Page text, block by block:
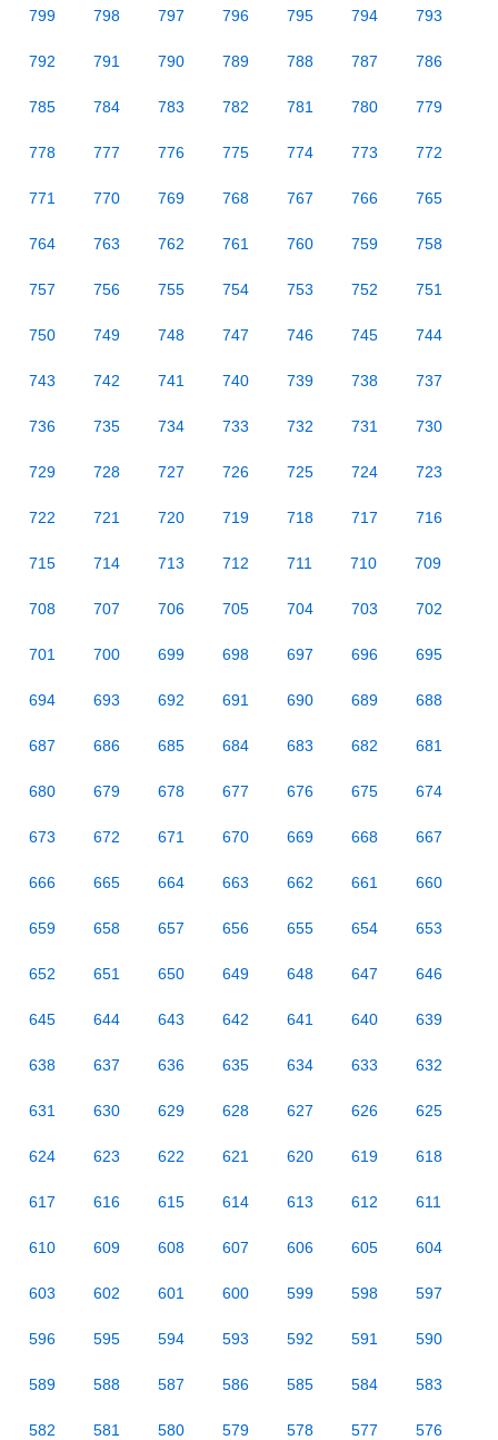
799 798 797 796 795 794 793
792 791 790 789 788 787 786
785 784 783 782 781 780 779
778 777 776 775 774 773 772
771 770 769 768 767 766 765
764 763 762 761 760 759 758
757 756 755 754 753 752 751
750 749 748 747 746 745 744
743 742 741 740 739 738 737
736 735 734 733 732 731 730
729 728 727 726 725 724 723
722 721 720 719 718 717 716
715 714 713 712 711 710 709
708 707 706 705 704 703 702
701 700 699 698 697 696 695
694 693 692 691 690 689 688
687 686 685 684 683 682 681
680 679 678 677 676 675 674
673 672 671 670 669 668 667
666 665 664 663 662 661 660
659 658 657 656 655 654 653
652 651 650 649 648 647 646
645 644 643 642 641 640 639
638 637 636 635 634 633 632
631 630 629 628 627 626 625
624 623 622 621 620 619 618
617 616 615 614 613 612 611
610 609 608 607 606 605 604
603 602 601 600 599 598 597
596 595 594 593 592 591 590
589 588 587 586 585 584 583
582 581 580 579 578 577 576